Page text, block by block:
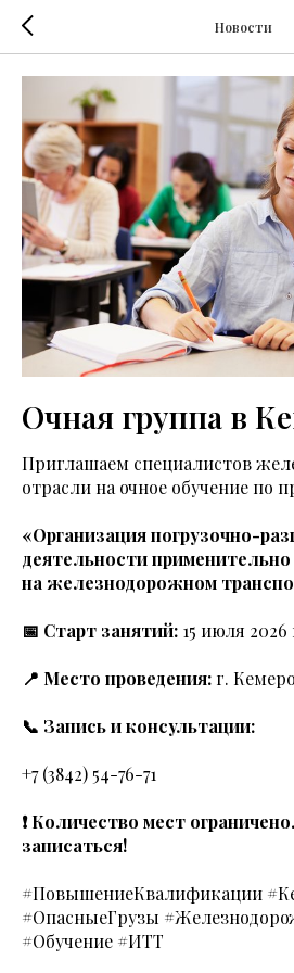
Новости
Очная группа в
Приглашаем специалистов
отрасли на очное обучение по
«Организация погрузочно-
деятельности
на железнодорожном
📅 Старт занятий: 15 июля 2026
📍 Место проведения: г.
📞 Запись и консультации:
+7 (3842) 54-76-71
❗ Количество мест
записаться!
#ПовышениеКвалификации
#ОпасныеГрузы
#Обучение #ИТТ